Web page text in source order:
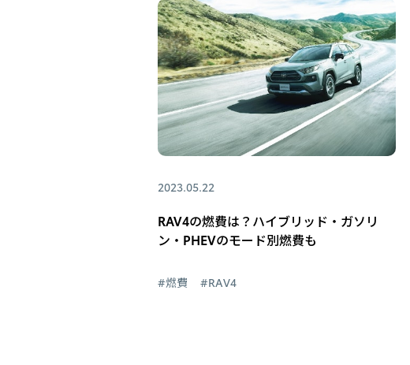
2023.05.22
RAV4の燃費は？ハイブリッド・ガソリ
ン・PHEVのモード別燃費も
#燃費 #RAV4